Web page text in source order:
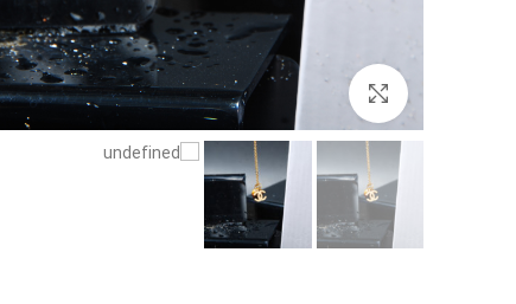
بزرگنمایی تصویر